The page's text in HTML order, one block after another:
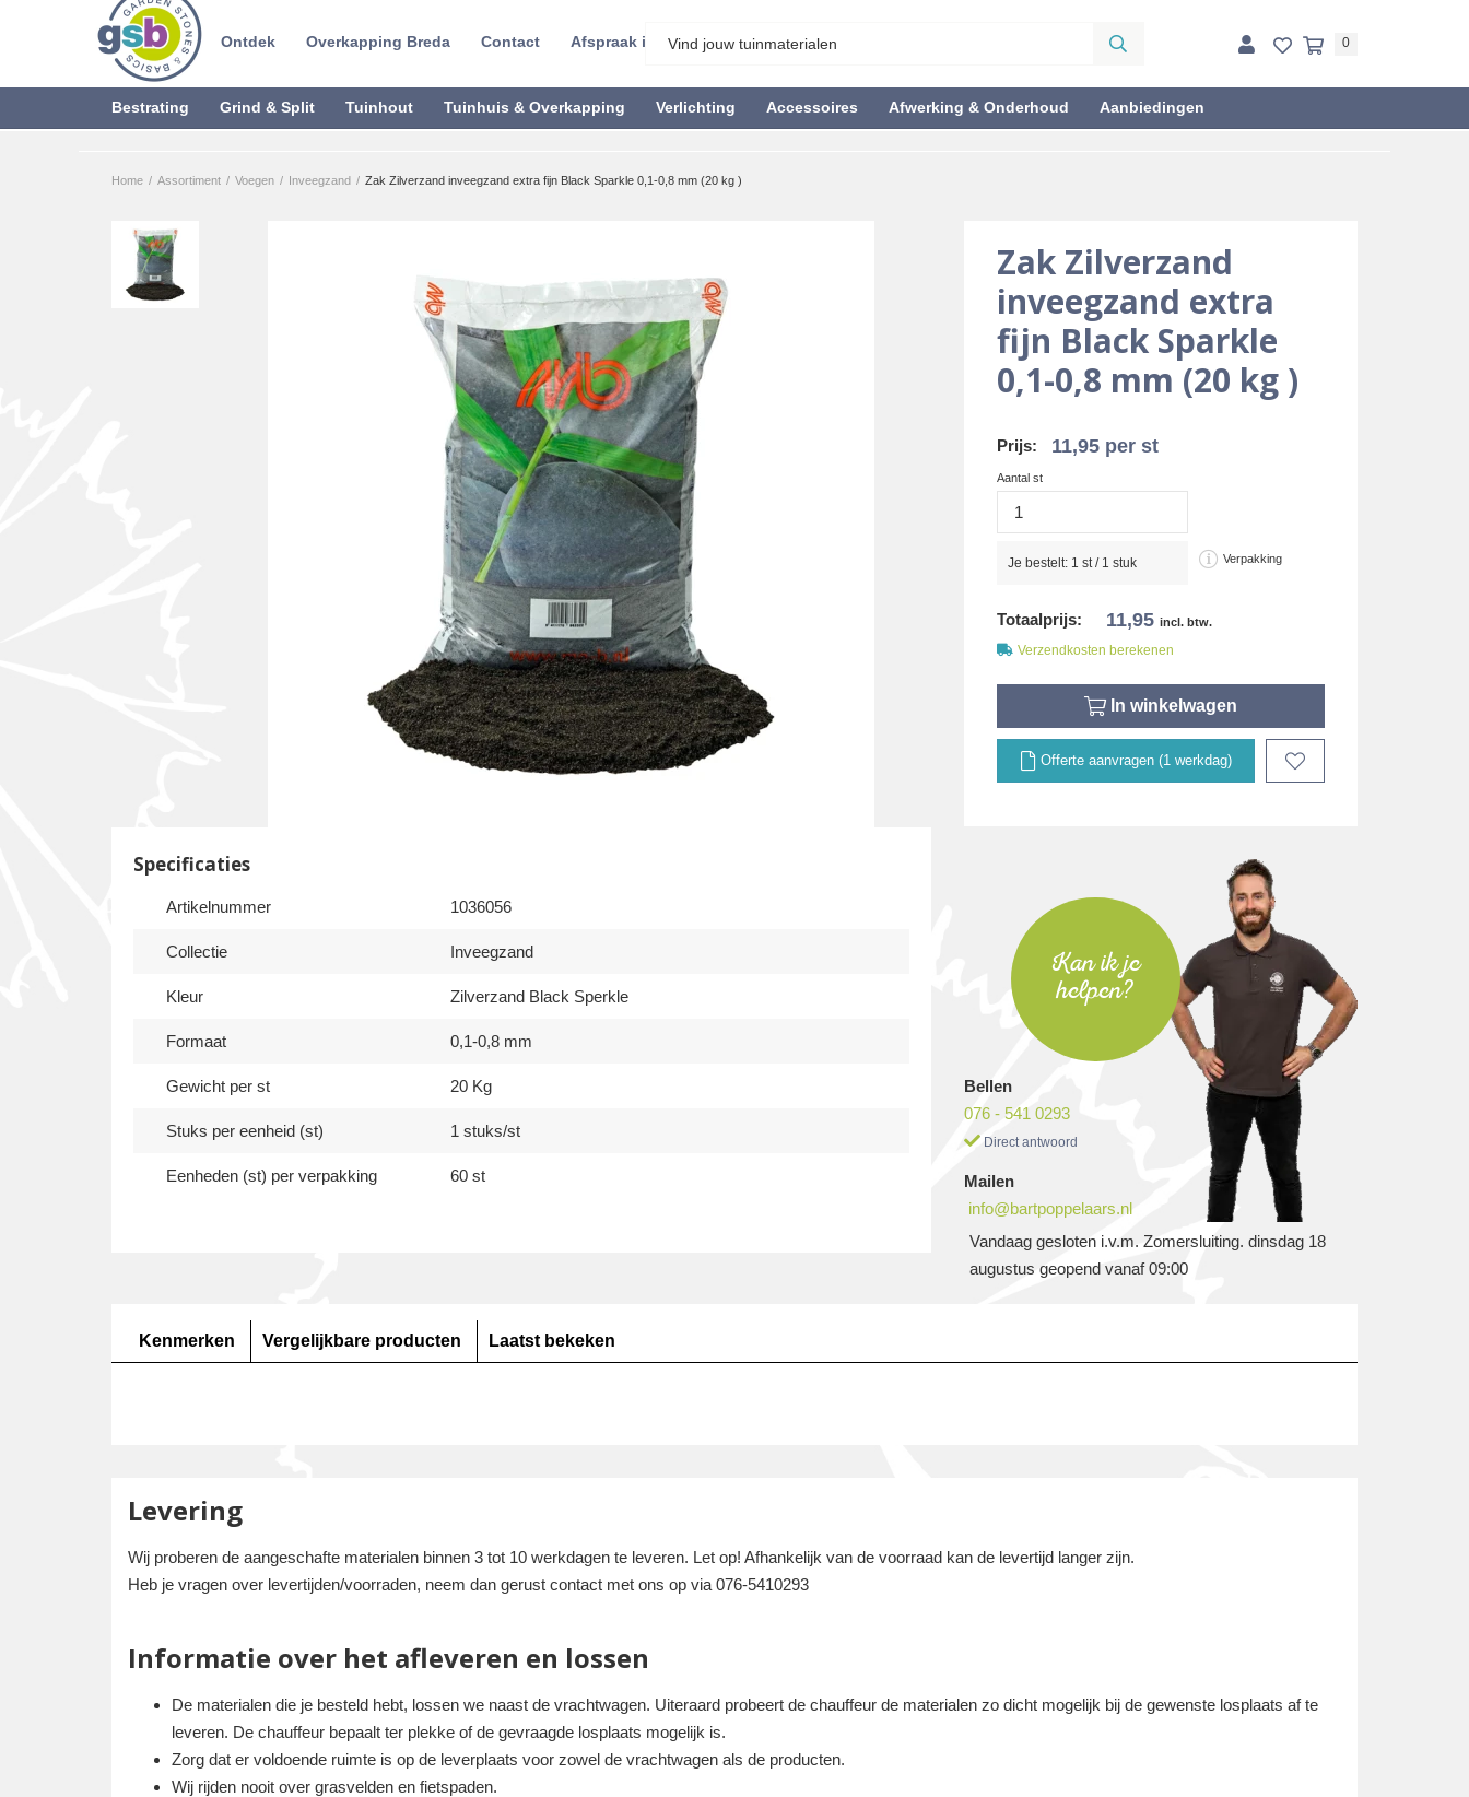
Ontdek Overkapping Breda Contact Afspraak inplannen 0
Bestrating Grind & Split Tuinhout Tuinhuis & Overkapping Verlichting Accessoires Afwerking & Onderhoud Aanbiedingen
Home / Assortiment / Voegen / Inveegzand / Zak Zilverzand inveegzand extra fijn Black Sparkle 0,1-0,8 mm (20 kg )
Specificaties
Artikelnummer 1036056
Collectie Inveegzand
Kleur Zilverzand Black Sperkle
Formaat 0,1-0,8 mm
Gewicht per st 20 Kg
Stuks per eenheid (st) 1 stuks/st
Eenheden (st) per verpakking 60 st
Zak Zilverzand
inveegzand extra
fijn Black Sparkle
0,1-0,8 mm (20 kg )
Prijs: 11,95 per st
Aantal st
Je bestelt: 1 st / 1 stuk Verpakking
Totaalprijs: 11,95 incl. btw.
Verzendkosten berekenen
In winkelwagen
Offerte aanvragen (1 werkdag)
Kan ik je
helpen?
Bellen
076 - 541 0293
Direct antwoord
Mailen
info@bartpoppelaars.nl
Vandaag gesloten i.v.m. Zomersluiting. dinsdag 18
augustus geopend vanaf 09:00
Kenmerken Vergelijkbare producten Laatst bekeken
Levering
Wij proberen de aangeschafte materialen binnen 3 tot 10 werkdagen te leveren. Let op! Afhankelijk van de voorraad kan de levertijd langer zijn.
Heb je vragen over levertijden/voorraden, neem dan gerust contact met ons op via 076-5410293
Informatie over het afleveren en lossen
De materialen die je besteld hebt, lossen we naast de vrachtwagen. Uiteraard probeert de chauffeur de materialen zo dicht mogelijk bij de gewenste losplaats af te
leveren. De chauffeur bepaalt ter plekke of de gevraagde losplaats mogelijk is.
Zorg dat er voldoende ruimte is op de leverplaats voor zowel de vrachtwagen als de producten.
Wij rijden nooit over grasvelden en fietspaden.